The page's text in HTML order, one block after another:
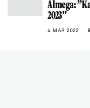
Almega:
2023”
4 MAR 2022